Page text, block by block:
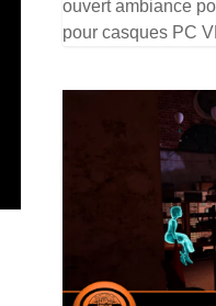
ouvert ambiance
pour casques PC